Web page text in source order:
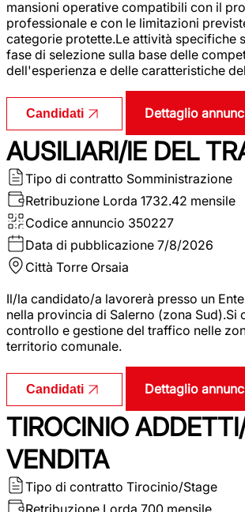
mansioni operative compatibili con il
professionale e con le limitazioni
categorie protette.Le attività specifiche
fase di selezione sulla base delle
dell'esperienza e delle caratteristiche
Candidati Dettaglio
AUSILIARI/IE DEL
Tipo di contratto Somministrazione
Retribuzione Lorda 1732.42 mensile
Codice annuncio 350227
Data di pubblicazione 7/8/2026
Città Torre Orsaia
Il/la candidato/a lavorerà presso un
nella provincia di Salerno (zona Sud).Si
controllo e gestione del traffico nelle
territorio comunale.
Candidati Dettaglio
TIROCINIO
VENDITA
Tipo di contratto Tirocinio/Stage
Retribuzione Lorda 700 mensile